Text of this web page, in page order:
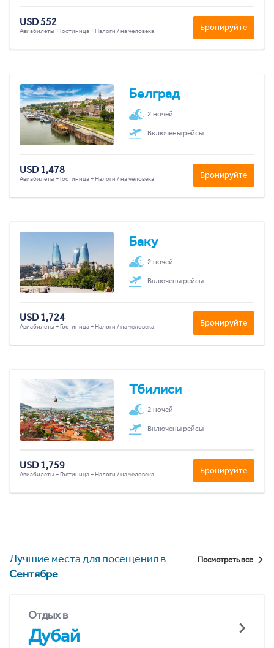
USD 552
Авиабилеты + Гостиница + Налоги / на человека Бронируйте
Белград
2 ночей
Включены рейсы
USD 1,478
Авиабилеты + Гостиница + Налоги / на человека Бронируйте
Баку
2 ночей
Включены рейсы
USD 1,724
Авиабилеты + Гостиница + Налоги / на человека Бронируйте
Тбилиси
2 ночей
Включены рейсы
USD 1,759
Авиабилеты + Гостиница + Налоги / на человека Бронируйте
Лучшие места для посещения в
Сентябре
Посмотреть все
Отдых в
Дубай